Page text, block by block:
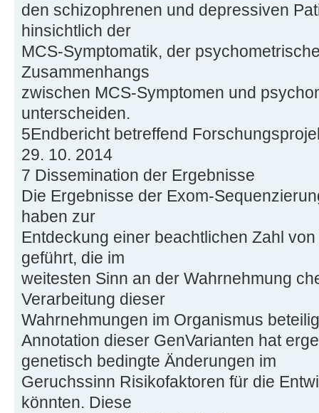
den schizophrenen und depressiven
hinsichtlich der
MCS-Symptomatik, der
Zusammenhangs
zwischen MCS-Symptomen und
unterscheiden.
5Endbericht betreffend
29. 10. 2014
7 Dissemination der Ergebnisse
Die Ergebnisse der Exom-
haben zur
Entdeckung einer beachtlichen Zahl
geführt, die im
weitesten Sinn an der Wahrnehmung
Verarbeitung dieser
Wahrnehmungen im Organismus
Annotation dieser GenVarianten hat
genetisch bedingte Änderungen im
Geruchssinn Risikofaktoren für die
könnten. Diese